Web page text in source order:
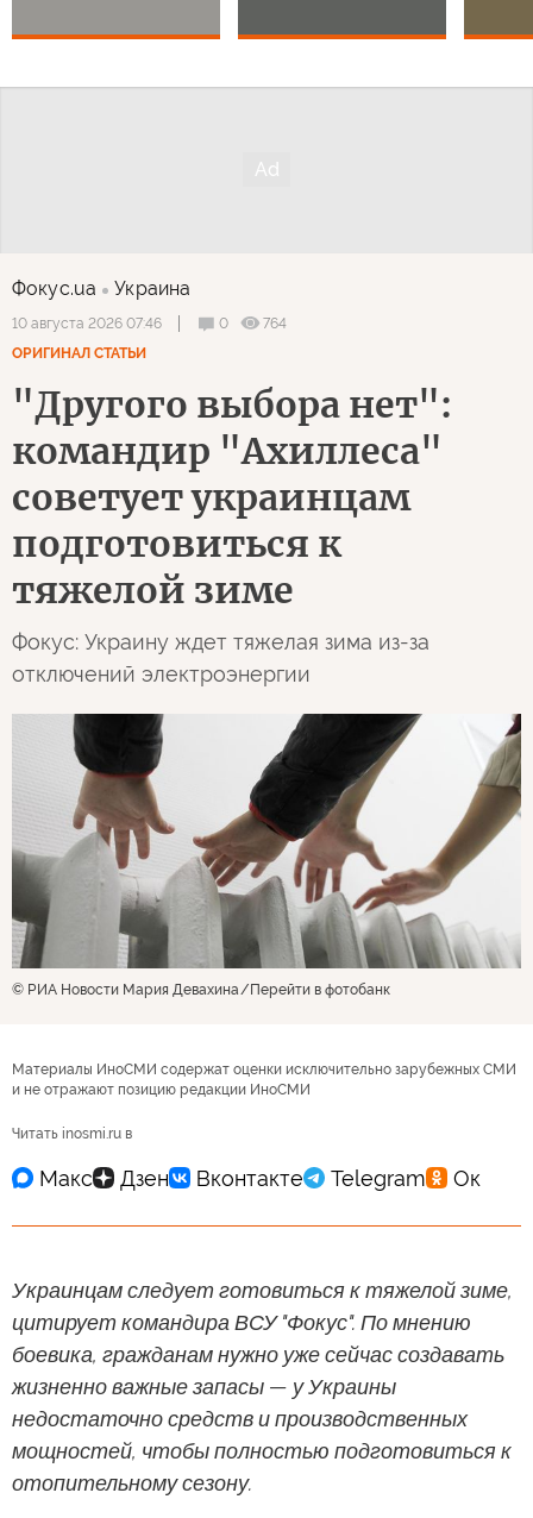
Фокус.ua Украина
10 августа 2026 07:46 0
764
ОРИГИНАЛ СТАТЬИ
"Другого выбора нет":
командир "Ахиллеса"
советует украинцам
подготовиться к
тяжелой зиме
Фокус: Украину ждет тяжелая зима из-за
отключений электроэнергии
© РИА Новости Мария Девахина Перейти в фотобанк
Материалы ИноСМИ содержат оценки исключительно зарубежных СМИ
и не отражают позицию редакции ИноСМИ
Читать inosmi.ru в
Украинцам следует готовиться к тяжелой зиме,
цитирует командира ВСУ "Фокус". По мнению
боевика, гражданам нужно уже сейчас создавать
жизненно важные запасы — у Украины
недостаточно средств и производственных
мощностей, чтобы полностью подготовиться к
отопительному сезону.